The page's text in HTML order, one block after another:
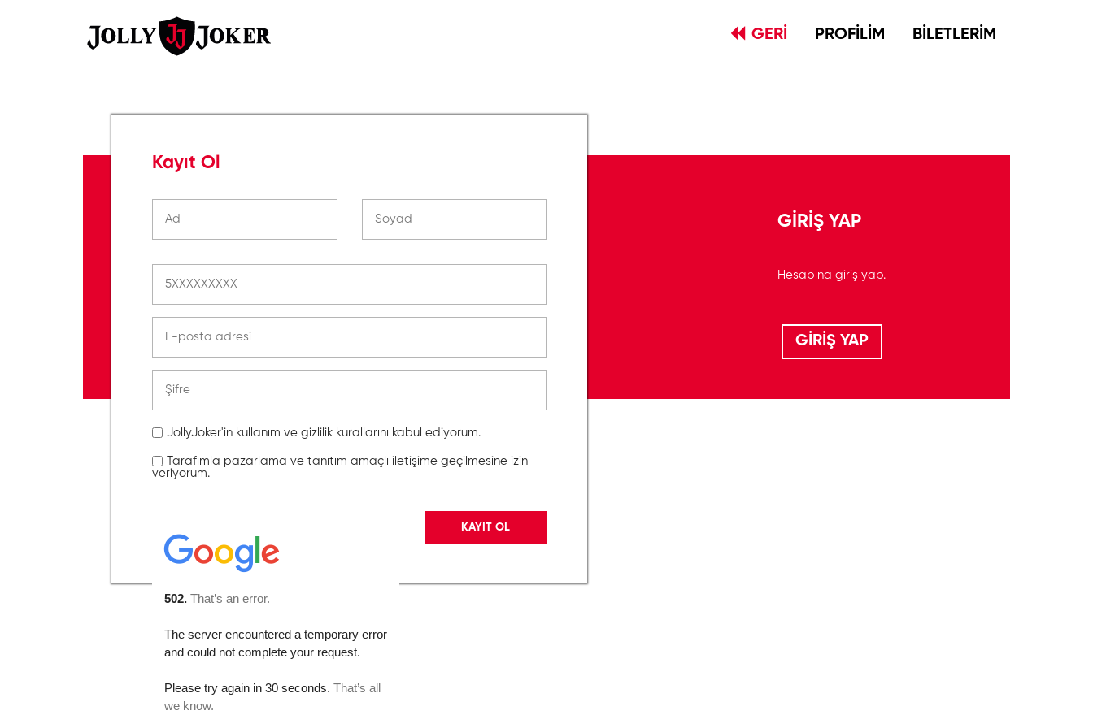
GERİ PROFİLİM BİLETLERİM
Kayıt Ol
JollyJoker'in kullanım ve gizlilik kurallarını kabul ediyorum.
Tarafımla pazarlama ve tanıtım amaçlı iletişime geçilmesine izin
veriyorum.
GİRİŞ YAP
Hesabına giriş yap.
GİRİŞ YAP